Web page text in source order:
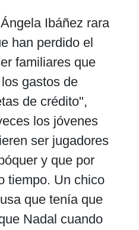
Ibáñez rara
han perdido el
familiares que
gastos de
de crédito",
los jóvenes
ser jugadores
y que por
tiempo. Un chico
que tenía que
Nadal cuando